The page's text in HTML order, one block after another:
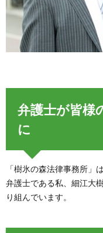
弁護士が皆様
に
「樹氷の森法律事務所」
弁護士である私、細江大
り組んでいます。